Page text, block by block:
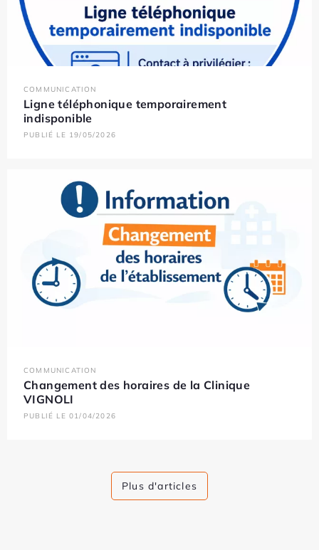
COMMUNICATION
Ligne téléphonique temporairement
indisponible
PUBLIÉ LE 19/05/2026
COMMUNICATION
Changement des horaires de la Clinique
VIGNOLI
PUBLIÉ LE 01/04/2026
Plus d'articles